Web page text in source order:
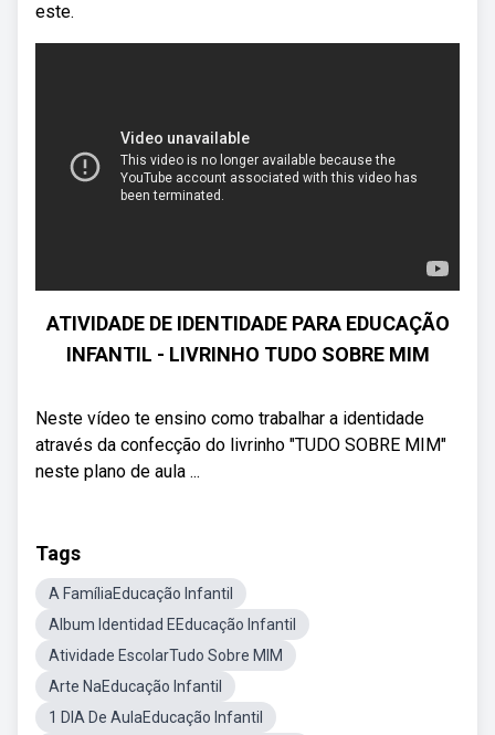
este.
ATIVIDADE DE IDENTIDADE PARA EDUCAÇÃO
INFANTIL - LIVRINHO TUDO SOBRE MIM
Neste vídeo te ensino como trabalhar a identidade
através da confecção do livrinho "TUDO SOBRE MIM"
neste plano de aula ...
Tags
A FamíliaEducação Infantil
Album Identidad EEducação Infantil
Atividade EscolarTudo Sobre MIM
Arte NaEducação Infantil
1 DIA De AulaEducação Infantil